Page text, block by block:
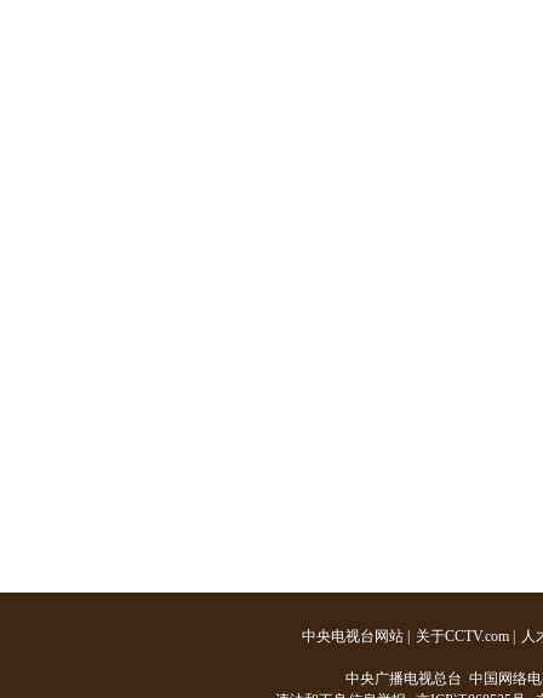
中央电视台网站 关于CCTV.com 人
中央广播电视总台 中国网络